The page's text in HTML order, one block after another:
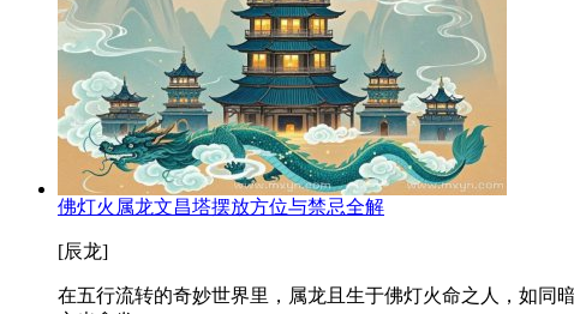
佛灯火属龙文昌塔摆放方位与禁忌全解
[辰龙]
在五行流转的奇妙世界里，属龙且生于佛灯火命之人，如同